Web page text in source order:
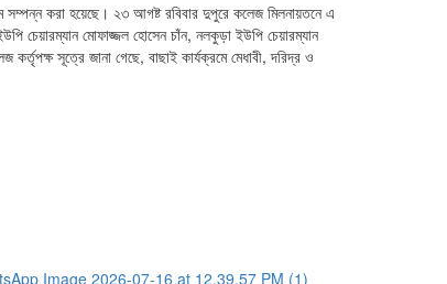
সম্পন্ন করা হয়েছে। ২৩ আগষ্ট রবিবার দুপুরে কলেজ মিলনায়তনে এ
চেয়ারম্যান মোফাজ্জল হোসেন চাঁন, নলকুড়া ইউপি চেয়ারম্যান
সূত্রে জানা গেছে, বাছাই কার্যক্রমে মেধাবী, দরিদ্র ও